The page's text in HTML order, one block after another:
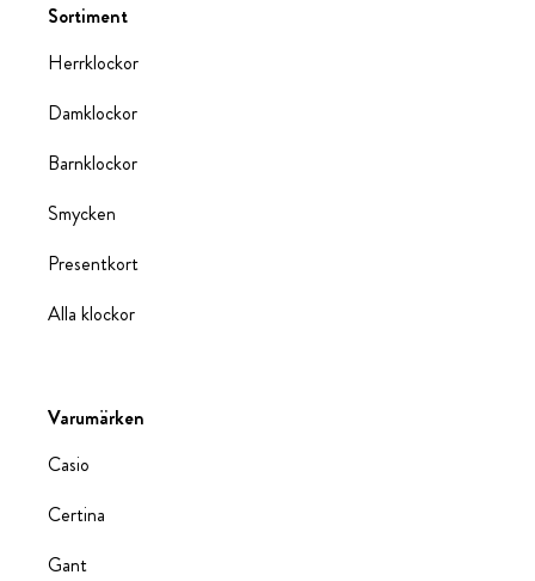
Sortiment
Herrklockor
Damklockor
Barnklockor
Smycken
Presentkort
Alla klockor
Varumärken
Casio
Certina
Gant